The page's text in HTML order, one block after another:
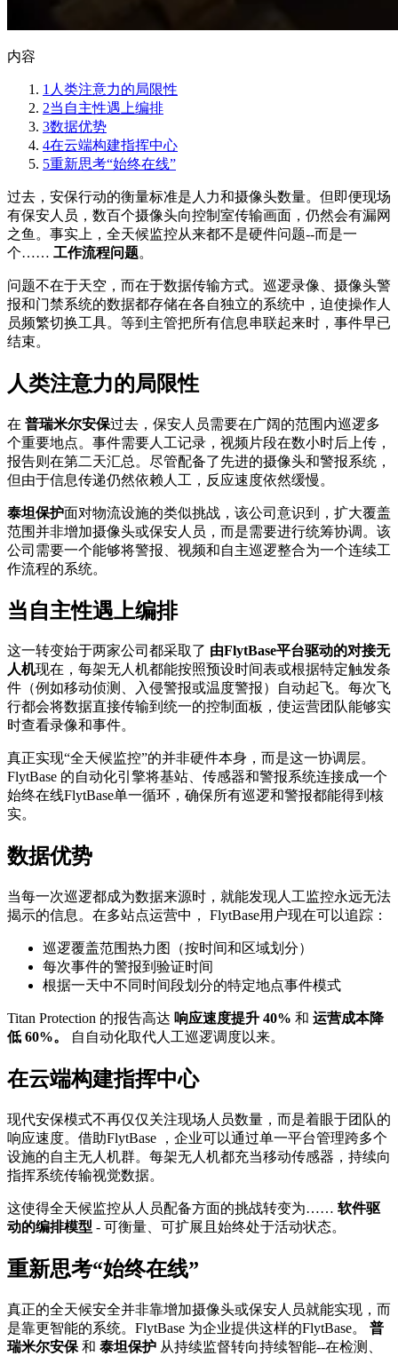
内容
1 人类注意力的局限性
2当自主性遇上编排
3数据优势
4在云端构建指挥中心
5重新思考“始终在线”
过去，安保行动的衡量标准是人力和摄像头数量。但即便现场
有保安人员，数百个摄像头向控制室传输画面，仍然会有漏网
之鱼。事实上，全天候监控从来都不是硬件问题--而是一
个…… 工作流程问题。
问题不在于天空，而在于数据传输方式。巡逻录像、摄像头警
报和门禁系统的数据都存储在各自独立的系统中，迫使操作人
员频繁切换工具。等到主管把所有信息串联起来时，事件早已
结束。
人类注意力的局限性
在 普瑞米尔安保过去，保安人员需要在广阔的范围内巡逻多
个重要地点。事件需要人工记录，视频片段在数小时后上传，
报告则在第二天汇总。尽管配备了先进的摄像头和警报系统，
但由于信息传递仍然依赖人工，反应速度依然缓慢。
泰坦保护面对物流设施的类似挑战，该公司意识到，扩大覆盖
范围并非增加摄像头或保安人员，而是需要进行统筹协调。该
公司需要一个能够将警报、视频和自主巡逻整合为一个连续工
作流程的系统。
当自主性遇上编排
这一转变始于两家公司都采取了 由FlytBase平台驱动的对接无
人机现在，每架无人机都能按照预设时间表或根据特定触发条
件（例如移动侦测、入侵警报或温度警报）自动起飞。每次飞
行都会将数据直接传输到统一的控制面板，使运营团队能够实
时查看录像和事件。
真正实现“全天候监控”的并非硬件本身，而是这一协调层。
FlytBase 的自动化引擎将基站、传感器和警报系统连接成一个
始终在线FlytBase单一循环，确保所有巡逻和警报都能得到核
实。
数据优势
当每一次巡逻都成为数据来源时，就能发现人工监控永远无法
揭示的信息。在多站点运营中， FlytBase用户现在可以追踪：
巡逻覆盖范围热力图（按时间和区域划分）
每次事件的警报到验证时间
根据一天中不同时间段划分的特定地点事件模式
Titan Protection 的报告高达 响应速度提升 40% 和 运营成本降
低 60%。
自自动化取代人工巡逻调度以来。
在云端构建指挥中心
现代安保模式不再仅仅关注现场人员数量，而是着眼于团队的
响应速度。借助FlytBase ，企业可以通过单一平台管理跨多个
设施的自主无人机群。每架无人机都充当移动传感器，持续向
指挥系统传输视觉数据。
这使得全天候监控从人员配备方面的挑战转变为…… 软件驱
动的编排模型 - 可衡量、可扩展且始终处于活动状态。
重新思考“始终在线”
真正的全天候安全并非靠增加摄像头或保安人员就能实现，而
是靠更智能的系统。FlytBase 为企业提供这样的FlytBase。 普
瑞米尔安保 和 泰坦保护 从持续监督转向持续智能--在检测、